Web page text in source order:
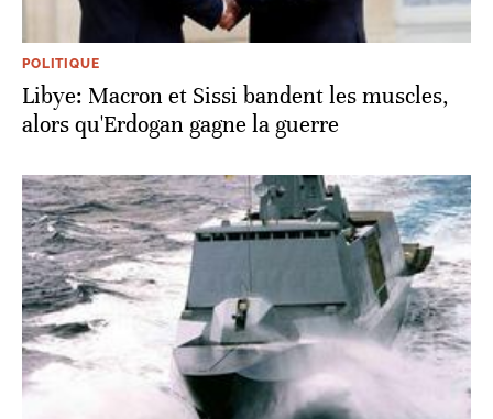
POLITIQUE
Libye: Macron et Sissi bandent les muscles,
alors qu'Erdogan gagne la guerre